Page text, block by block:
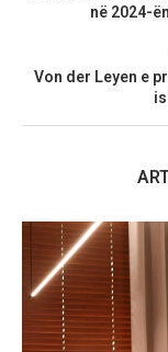
në 2024-
Von der Leyen e